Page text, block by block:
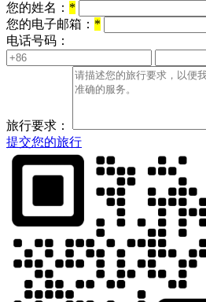
您的姓名： *
您的电子邮箱： *
电话号码：
旅行要求：
提交您的旅行